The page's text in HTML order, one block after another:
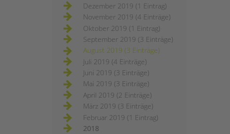
Dezember 2019 (1 Eintrag)
November 2019 (4 Einträge)
Oktober 2019 (1 Eintrag)
September 2019 (3 Einträge)
August 2019 (3 Einträge)
Juli 2019 (4 Einträge)
Juni 2019 (3 Einträge)
Mai 2019 (3 Einträge)
April 2019 (2 Einträge)
März 2019 (3 Einträge)
Februar 2019 (1 Eintrag)
2018